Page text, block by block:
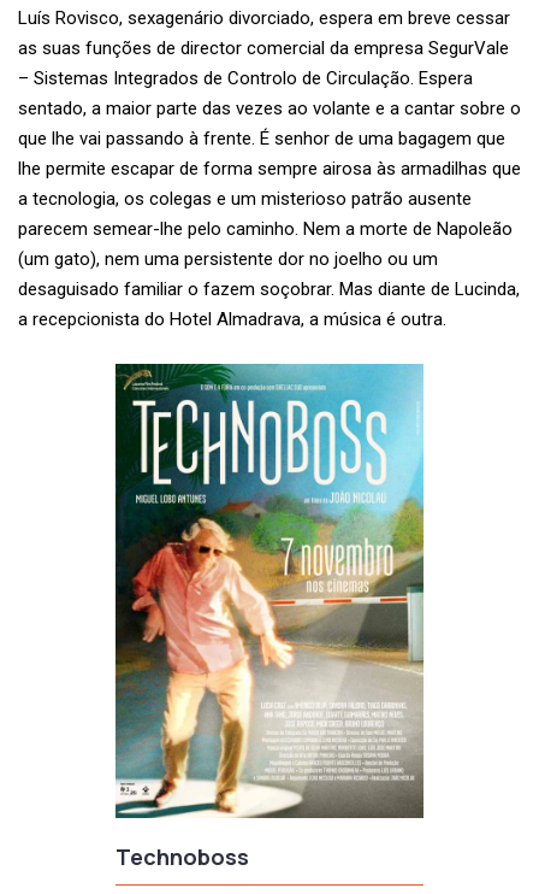
Technoboss
Luís Rovisco, sexagenário divorciado, espera em breve cessar
as suas funções de director comercial da empresa SegurVale
– Sistemas Integrados de Controlo de Circulação. Espera
sentado, a maior parte das vezes ao volante e a cantar sobre o
que lhe vai passando à frente. É senhor de uma bagagem que
lhe permite escapar de forma sempre airosa às armadilhas que
a tecnologia, os colegas e um misterioso patrão ausente
parecem semear-lhe pelo caminho. Nem a morte de Napoleão
(um gato), nem uma persistente dor no joelho ou um
desaguisado familiar o fazem soçobrar. Mas diante de Lucinda,
a recepcionista do Hotel Almadrava, a música é outra.